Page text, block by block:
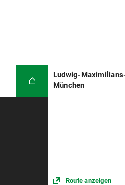
Ludwig-
München
Route anzeigen